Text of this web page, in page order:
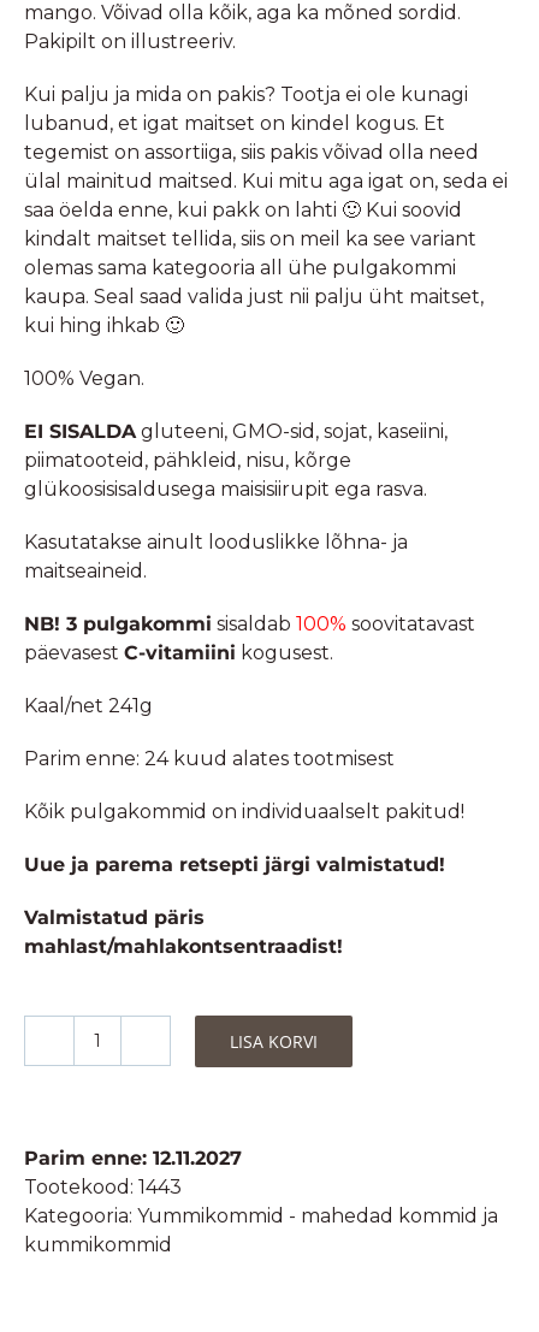
mango. Võivad olla kõik, aga ka mõned sordid.
Pakipilt on illustreeriv.
Kui palju ja mida on pakis? Tootja ei ole kunagi
lubanud, et igat maitset on kindel kogus. Et
tegemist on assortiiga, siis pakis võivad olla need
ülal mainitud maitsed. Kui mitu aga igat on, seda ei
saa öelda enne, kui pakk on lahti 🙂 Kui soovid
kindalt maitset tellida, siis on meil ka see variant
olemas sama kategooria all ühe pulgakommi
kaupa. Seal saad valida just nii palju üht maitset,
kui hing ihkab 🙂
100% Vegan.
EI SISALDAgluteeni, GMO-sid, sojat, kaseiini,
piimatooteid, pähkleid, nisu, kõrge
glükoosisisaldusega maisisiirupit ega rasva.
Kasutatakse ainult looduslikke lõhna- ja
maitseaineid.
NB! 3 pulgakommi sisaldab 100% soovitatavast
päevasest C-vitamiini kogusest.
Kaal/net 241g
Parim enne: 24 kuud alates tootmisest
Kõik pulgakommid on individuaalselt pakitud!
Uue ja parema retsepti järgi valmistatud!
Valmistatud päris
mahlast/mahlakontsentraadist!
Puuviljamaitselised
kogus
LISA KORVI
Parim enne: 12.11.2027
Tootekood: 1443
Kategooria: Yummikommid - mahedad kommid ja
kummikommid